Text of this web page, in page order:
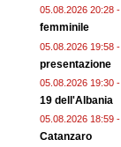
05.08.2026 20:28 -
femminile
05.08.2026 19:58 -
presentazione
05.08.2026 19:30 -
19 dell'Albania
05.08.2026 18:59 -
Catanzaro